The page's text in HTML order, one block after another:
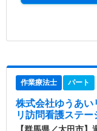
作業療法士 パート
株式会社ゆうあい
リ訪問看護ステー